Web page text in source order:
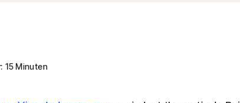
15 Minuten